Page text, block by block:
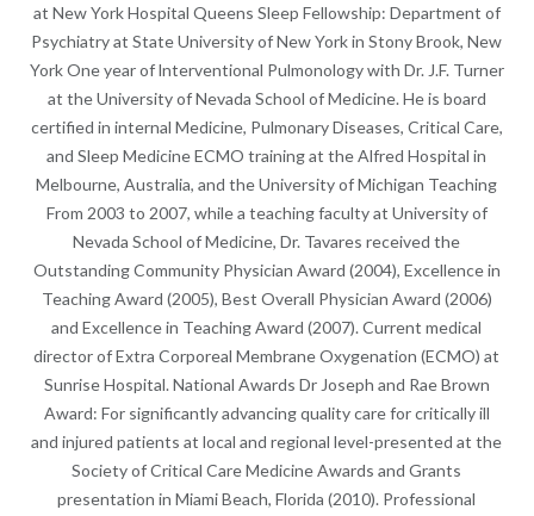
at New York Hospital Queens Sleep Fellowship: Department of
Psychiatry at State University of New York in Stony Brook, New
York One year of lnterventional Pulmonology with Dr. J.F. Turner
at the University of Nevada School of Medicine. He is board
certified in internal Medicine, Pulmonary Diseases, Critical Care,
and Sleep Medicine ECMO training at the Alfred Hospital in
Melbourne, Australia, and the University of Michigan Teaching
From 2003 to 2007, while a teaching faculty at University of
Nevada School of Medicine, Dr. Tavares received the
Outstanding Community Physician Award (2004), Excellence in
Teaching Award (2005), Best Overall Physician Award (2006)
and Excellence in Teaching Award (2007). Current medical
director of Extra Corporeal Membrane Oxygenation (ECMO) at
Sunrise Hospital. National Awards Dr Joseph and Rae Brown
Award: For significantly advancing quality care for critically ill
and injured patients at local and regional level-presented at the
Society of Critical Care Medicine Awards and Grants
presentation in Miami Beach, Florida (2010). Professional